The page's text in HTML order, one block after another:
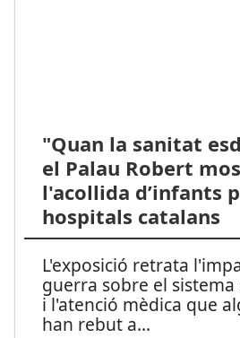
"Quan la sanitat
el Palau Robert
l'acollida d’infants
hospitals catalans
L'exposició retrata
guerra sobre el sistema
i l'atenció mèdica que
han rebut a...